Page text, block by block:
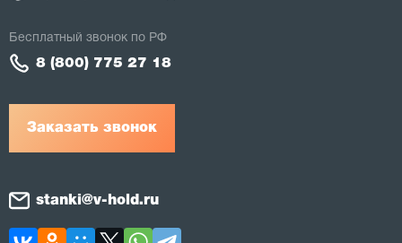
Заказать звонок
Бесплатный звонок по РФ
8 (800) 775 27 18
stanki@v-hold.ru